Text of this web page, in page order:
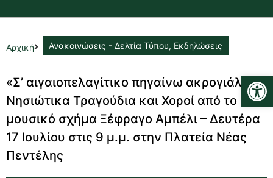
Αρχική Ανακοινώσεις - Δελτία Τύπου, Εκδηλώσεις
«Σ’ αιγαιοπελαγίτικο πηγαίνω ακρογιάλι»,
Νησιώτικα Τραγούδια και Χοροί από το
μουσικό σχήμα Ξέφραγο Αμπέλι – Δευτέρα
17 Ιουλίου στις 9 μ.μ. στην Πλατεία Νέας
Πεντέλης